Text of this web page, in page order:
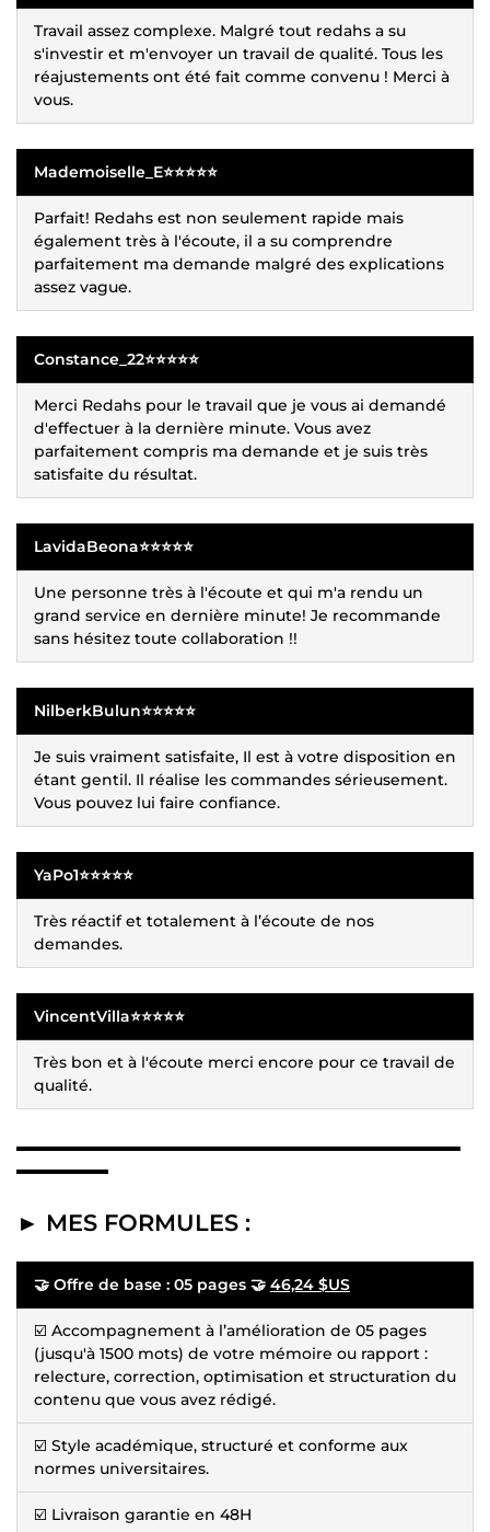
Travail assez complexe. Malgré tout redahs a su
s'investir et m'envoyer un travail de qualité. Tous les
réajustements ont été fait comme convenu ! Merci à
vous.
Mademoiselle_E⭐⭐⭐⭐⭐
Parfait! Redahs est non seulement rapide mais
également très à l'écoute, il a su comprendre
parfaitement ma demande malgré des explications
assez vague.
Constance_22⭐⭐⭐⭐⭐
Merci Redahs pour le travail que je vous ai demandé
d'effectuer à la dernière minute. Vous avez
parfaitement compris ma demande et je suis très
satisfaite du résultat.
LavidaBeona⭐⭐⭐⭐⭐
Une personne très à l'écoute et qui m'a rendu un
grand service en dernière minute! Je recommande
sans hésitez toute collaboration !!
NilberkBulun⭐⭐⭐⭐⭐
Je suis vraiment satisfaite, Il est à votre disposition en
étant gentil. Il réalise les commandes sérieusement.
Vous pouvez lui faire confiance.
YaPo1⭐⭐⭐⭐⭐
Très réactif et totalement à l’écoute de nos
demandes.
VincentVilla⭐⭐⭐⭐⭐
Très bon et à l'écoute merci encore pour ce travail de
qualité.
▬▬▬▬▬▬▬▬▬▬▬▬▬▬▬▬▬▬▬▬▬▬▬▬▬▬▬▬▬
▬▬▬▬▬▬
► MES FORMULES :
🤝 Offre de base : 05 pages 🤝 46,24 $US
☑️ Accompagnement à l’amélioration de 05 pages
(jusqu'à 1500 mots) de votre mémoire ou rapport :
relecture, correction, optimisation et structuration du
contenu que vous avez rédigé.
☑️ Style académique, structuré et conforme aux
normes universitaires.
☑️ Livraison garantie en 48H